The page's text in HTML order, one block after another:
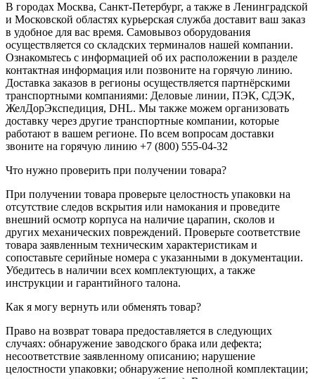
В городах Москва, Санкт-Петербург, а также в Ленинградской
и Московской областях курьерская служба доставит ваш заказ
в удобное для вас время. Самовывоз оборудования
осуществляется со складских терминалов нашей компании.
Ознакомьтесь с информацией об их расположении в разделе
контактная информация или позвоните на горячую линию.
Доставка заказов в регионы осуществляется партнёрскими
транспортными компаниями: Деловые линии, ПЭК, СДЭК,
ЖелДорЭкспедиция, DHL. Мы также можем организовать
доставку через другие транспортные компании, которые
работают в вашем регионе. По всем вопросам доставки
звоните на горячую линию +7 (800) 555-04-32
Что нужно проверить при получении товара?
При получении товара проверьте целостность упаковки на
отсутствие следов вскрытия или намокания и проведите
внешний осмотр корпуса на наличие царапин, сколов и
других механических повреждений. Проверьте соответствие
товара заявленным техническим характеристикам и
сопоставьте серийные номера с указанными в документации.
Убедитесь в наличии всех комплектующих, а также
инструкции и гарантийного талона.
Как я могу вернуть или обменять товар?
Право на возврат товара предоставляется в следующих
случаях: обнаружение заводского брака или дефекта;
несоответствие заявленному описанию; нарушение
целостности упаковки; обнаружение неполной комплектации;